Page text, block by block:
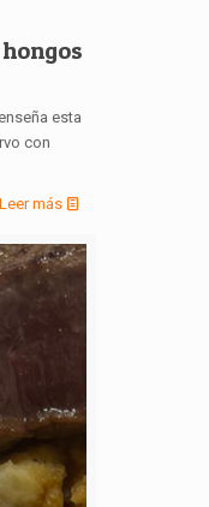
esta
con
Leer más